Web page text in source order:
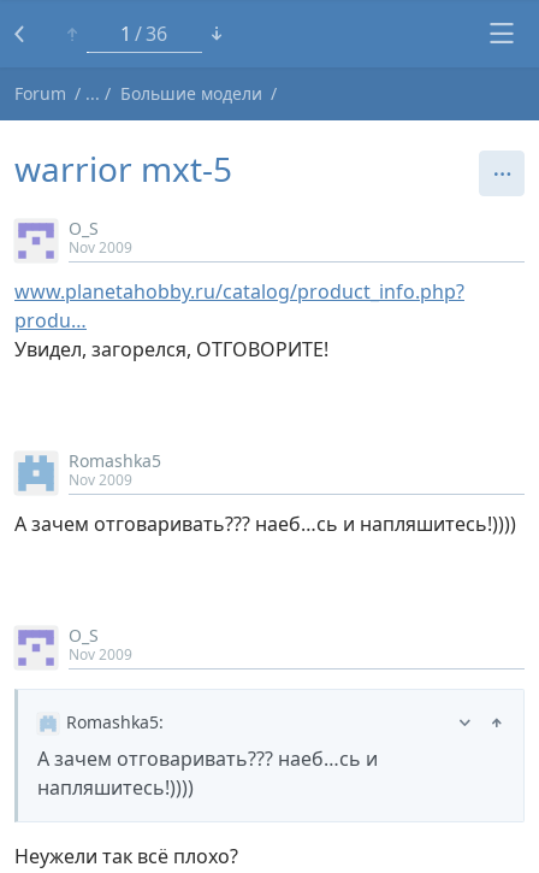
1 36
Forum Большие модели
warrior mxt-5
O_S
Nov 2009
www.planetahobby.ru/catalog/product_info.php?
produ…
Увидел, загорелся, ОТГОВОРИТЕ!
Romashka5
Nov 2009
А зачем отговаривать??? наеб…сь и напляшитесь!))))
O_S
Nov 2009
Romashka5:
А зачем отговаривать??? наеб…сь и
напляшитесь!))))
Неужели так всё плохо?